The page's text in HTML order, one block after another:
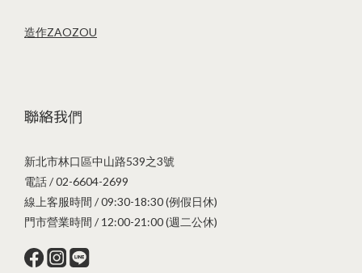
造作ZAOZOU
聯絡我們
新北市林口區中山路539之3號
電話 / 02-6604-2699
線上客服時間 / 09:30-18:30 (例假日休)
門市營業時間 / 12:00-21:00 (週二公休)